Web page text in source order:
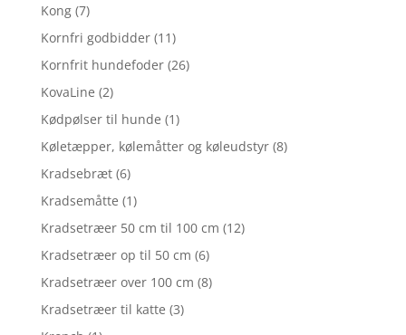
Kong (7)
Kornfri godbidder (11)
Kornfrit hundefoder (26)
KovaLine (2)
Kødpølser til hunde (1)
Køletæpper, kølemåtter og køleudstyr (8)
Kradsebræt (6)
Kradsemåtte (1)
Kradsetræer 50 cm til 100 cm (12)
Kradsetræer op til 50 cm (6)
Kradsetræer over 100 cm (8)
Kradsetræer til katte (3)